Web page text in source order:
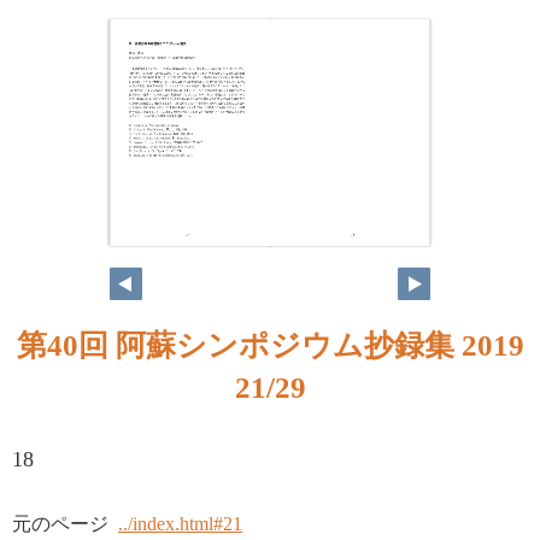
第40回 阿蘇シンポジウム抄録集 2019
21/29
18
元のページ ../index.html#21